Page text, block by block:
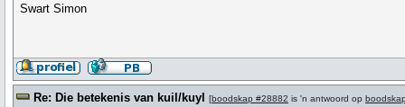
Swart Simon
Re: Die betekenis van kuil/kuyl [boodskap #28882 is 'n antwoord op